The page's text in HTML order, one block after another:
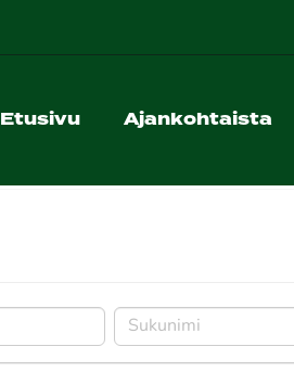
Etusivu Ajankohtaista